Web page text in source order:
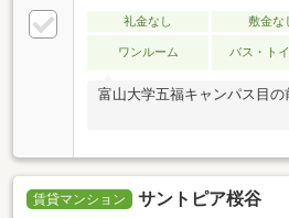
礼金なし 敷金な
ワンルーム バス・ト
富山大学五福キャンパス目の
賃貸マンション サントピア桜谷